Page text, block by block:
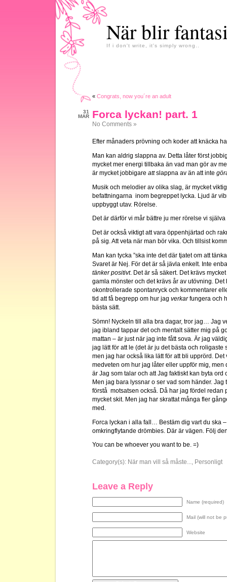
När blir
If i don't write, it's simply wrong..
« Congrats, now you´re an adult
31
MAR
Forca lyckan! part. 1
No Comments »
Efter månaders prövning och koder att knäcka
Man kan aldrig slappna av. Detta låter först
mycket mer energi tillbaka än vad man gör av
är mycket jobbigare attslappna av än att inte
Musik och melodier av olika slag, är mycket
befattningarna inom begreppet lycka. Ljud är
uppbyggt utav. Rörelse.
Det är därför vi mår bättre ju mer rörelse vi
Det är också viktigt att vara öppenhjärtad och
på sig. Att veta när man bör vika. Och tillsist
Man kan tycka ”ska inte det där tjatet om att
Svaret är Nej. För det är så jävla enkelt. Inte
tänker positivt. Det är så säkert. Det krävs
gamla mönster och det krävs år av utövning.
okontrollerade spontanryck och kommentarer
tid att få begrepp om hur jag verkarfungera och
bästa sätt.
Sömn! Nyckeln till alla bra dagar, tror jag… Jag
jag ibland tappar det och mentalt sätter mig på
mattan – är just när jag inte fått sova. Är jag
jag lätt för att le (det är ju det bästa och roligaste
men jag har också lika lätt för att bli upprörd.
medveten om hur jag låter eller uppför mig, men
är Jag som talar och att Jag faktiskt kan byta
Men jag bara lyssnar o ser vad som händer.
förstå motsatsen också. Då har jag fördel redan
mycket skit. Men jag har skrattat många fler
med.
Forca lyckan i alla fall… Bestäm dig vart du ska
omkringflytande drömbies. Där är vägen. Följ
You can be whoever you want to be. =)
Category(s): När man vill så måste..., Personligt
Leave a Reply
Name (required)
Mail (will not be
Website